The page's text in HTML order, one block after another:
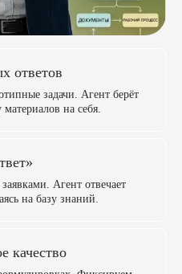
ответов
задачи. Агент берёт
на себя.
Агент отвечает
на базу знаний.
качество